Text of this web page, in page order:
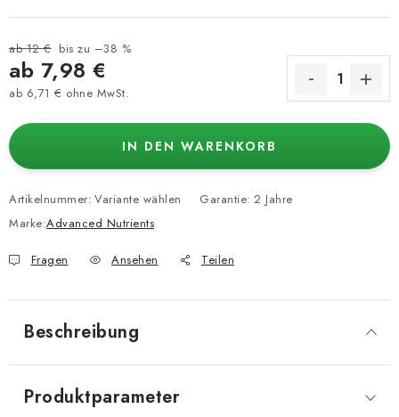
ab 12 € bis zu –38 %
ab 7,98 €
ab 6,71 € ohne MwSt.
IN DEN WARENKORB
Artikelnummer: Variante wählen
Marke:Advanced Nutrients
Garantie: 2 Jahre
Fragen Ansehen Teilen
Beschreibung
Produktparameter